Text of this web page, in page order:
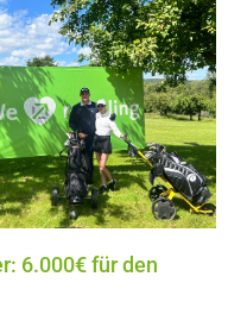
6.000€ für den